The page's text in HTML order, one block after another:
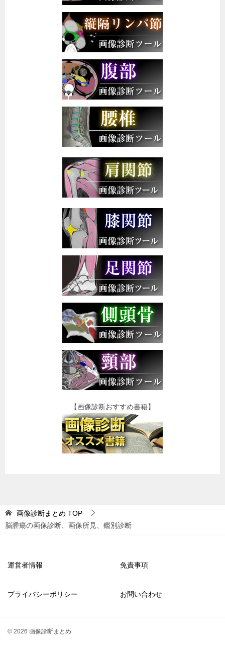
【画像診断おすすめ書籍】
画像診断まとめ TOP
脳腫瘍の画像診断、画像所見、鑑別診断
運営者情報 免責事項
プライバシーポリシー お問い合わせ
© 2026 画像診断まとめ